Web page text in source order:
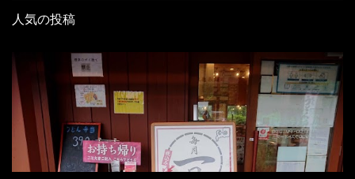
人気の投稿